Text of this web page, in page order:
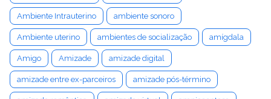
Ambiente Intrauterino ambiente sonoro
Ambiente uterino ambientes de socialização amígdala
Amigo Amizade amizade digital
amizade entre ex-parceiros amizade pós-término